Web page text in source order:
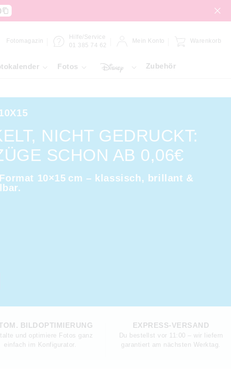
Fotomagazin
Hilfe/Service
01 385 74 62
Mein Konto Warenkorb
Fotos Zubehör
NICHT GEDRUCKT:
SCHON AB 0,06€
10×15 cm – klassisch, brillant &
BILDOPTIMIERUNG
und optimiere Fotos ganz
einfach im Konfigurator.
EXPRESS-VERSAND
Du bestellst vor 11:00 – wir liefern
garantiert am nächsten Werktag.